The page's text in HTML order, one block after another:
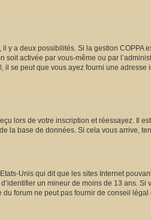
y a deux possibilités. Si la gestion
activée par vous-même ou par
se peut que vous ayez fourni une
lors de votre inscription et réessayez. Il
la base de données. Si cela vous arrive,
Unis qui dit que les sites Internet
un mineur de moins de 13 ans.
forum ne peut pas fournir de conseil